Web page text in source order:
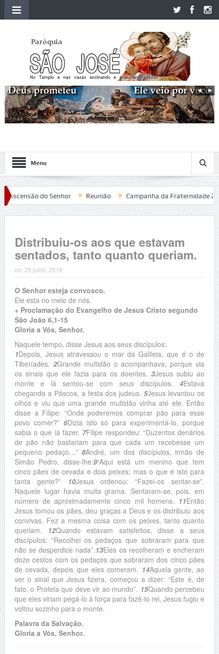
Menu
do Senhor Reunião Campanha da Fraternidade 2020
Distribuiu-os aos que estavam
sentados, tanto quanto queriam.
on: 29 julho, 2018
O Senhor esteja convosco.
Ele esta no meio de nós.
+ Proclamação do Evangelho de Jesus Cristo segundo
São João 6,1-15
Gloria a Vós, Senhor.
Naquele tempo, disse Jesus aos seus discípulos:
1Depois, Jesus atravessou o mar da Galileia, que é o de
Tiberíades. 2Grande multidão o acompanhava, porque via
os sinais que ele fazia para os doentes.3Jesus subiu ao
monte e lá sentou-se com seus discípulos.4Estava
chegando a Páscoa, a festa dos judeus.5Jesus levantou os
olhos e viu que uma grande multidão vinha até ele. Então
disse a Filipe: “Onde poderemos comprar pão para esse
povo comer?” 6Dizia isto só para experimentá-lo, porque
sabia o que ia fazer. 7Filipe respondeu: “Duzentos denários
de pão não bastariam para que cada um recebesse um
pequeno pedaço…”8André, um dos discípulos, irmão de
Simão Pedro, disse-lhe:9“Aqui está um menino que tem
cinco pães de cevada e dois peixes; mas o que é isto para
tanta gente?”
10Jesus ordenou: “Fazei-os sentar-se”.
Naquele lugar havia muita grama. Sentaram-se, pois, em
número de aproximadamente cinco mil homens. 11Então
Jesus tomou os pães, deu graças a Deus e os distribuiu aos
convivas. Fez a mesma coisa com os peixes, tanto quanto
queriam. 12Quando estavam satisfeitos, disse a seus
discípulos: “Recolhei os pedaços que sobraram para que
não se desperdice nada”.13Eles os recolheram e encheram
doze cestos com os pedaços que sobraram dos cinco pães
de cevada, depois que eles comeram. 14Aquela gente, ao
ver o sinal que Jesus fizera, começou a dizer: “Este é, de
fato, o Profeta que deve vir ao mundo”. 15Quando percebeu
que eles viriam pegá-lo à força para fazê-lo rei, Jesus fugiu e
voltou sozinho para o monte.
Palavra da Salvação.
Gloria a Vós, Senhor.